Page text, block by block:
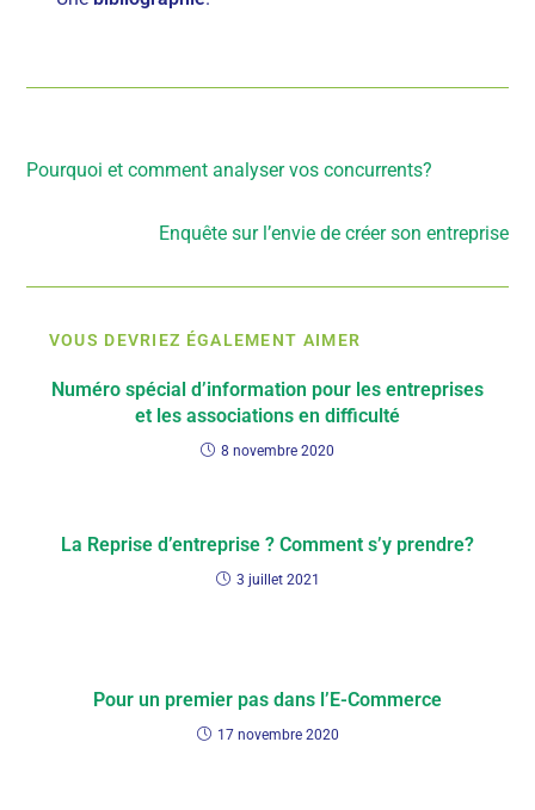
Pourquoi et comment analyser vos concurrents?
Enquête sur l’envie de créer son entreprise
VOUS DEVRIEZ ÉGALEMENT AIMER
Numéro spécial d’information pour les entreprises
et les associations en difficulté
8 novembre 2020
La Reprise d’entreprise ? Comment s’y prendre?
3 juillet 2021
Pour un premier pas dans l’E-Commerce
17 novembre 2020